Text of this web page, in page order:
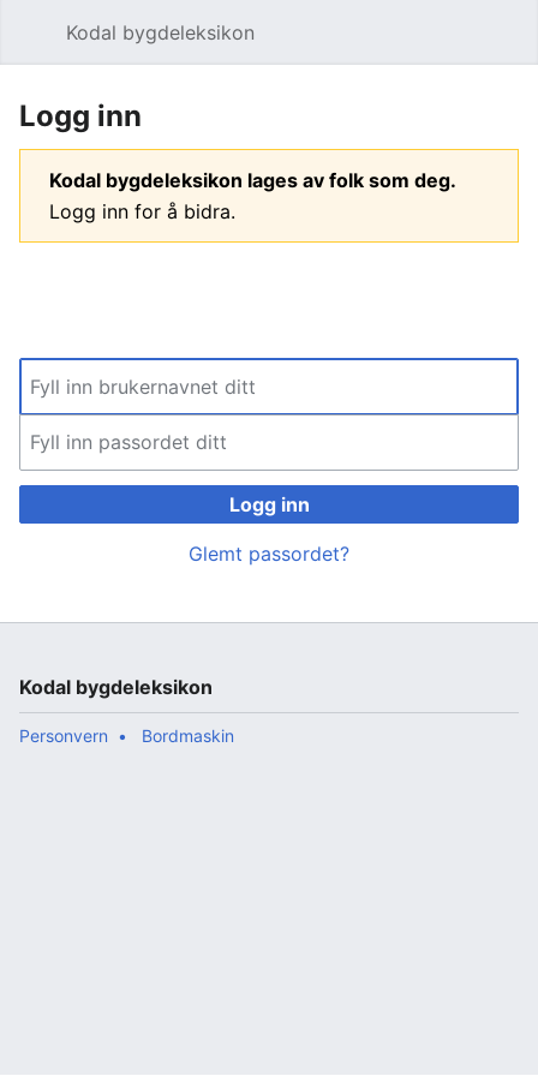
Kodal bygdeleksikon
Logg inn
Kodal bygdeleksikon lages av folk som deg.
Logg inn for å bidra.
Logg inn
Glemt passordet?
Kodal bygdeleksikon
Personvern Bordmaskin